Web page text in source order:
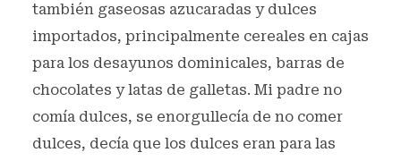
también gaseosas azucaradas y dulces
importados, principalmente cereales en cajas
para los desayunos dominicales, barras de
chocolates y latas de galletas. Mi padre no
comía dulces, se enorgullecía de no comer
dulces, decía que los dulces eran para las